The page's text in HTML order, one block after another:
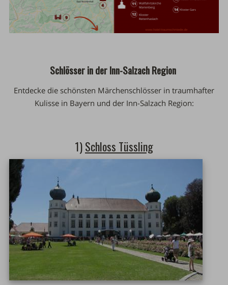
Schlösser in der Inn-Salzach Region
Entdecke die schönsten Märchenschlösser in traumhafter
Kulisse in Bayern und der Inn-Salzach Region:
1)Schloss Tüssling